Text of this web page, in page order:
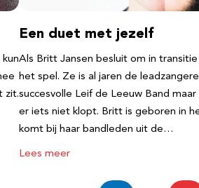
zit.
Een duet met jezelf
Als Britt Jansen besluit om in
het spel. Ze is al jaren de
succesvolle Leif de Leeuw Band
er iets niet klopt. Britt is geboren in
komt bij haar bandleden uit de…
Lees meer